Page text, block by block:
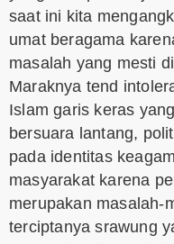
saat ini kita
umat beragama
masalah yang mesti
Maraknya tend
Islam garis keras
bersuara lantang,
pada identitas
masyarakat karena
merupakan masalah-
terciptanya srawung